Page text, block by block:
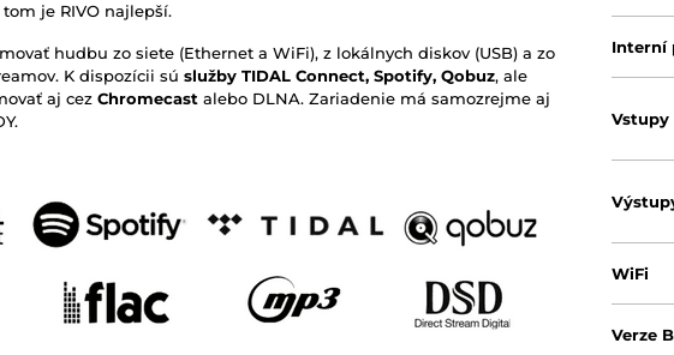
je RIVO najlepší.
hudbu zo siete (Ethernet a WiFi), z lokálnych diskov (USB) a zo
K dispozícii sú služby TIDAL Connect, Spotify, Qobuz, ale
aj cez Chromecast alebo DLNA. Zariadenie má samozrejme aj
Interní
Vstupy
WiFi
Verze